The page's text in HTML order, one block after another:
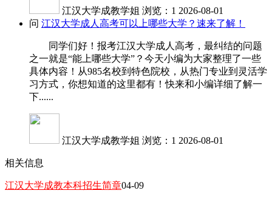
江汉大学成教学姐 浏览：1 2026-08-01
问 江汉大学成人高考可以上哪些大学？速来了解！
同学们好！报考江汉大学成人高考，最纠结的问题
之一就是“能上哪些大学”？今天小编为大家整理了一些
具体内容！从985名校到特色院校，从热门专业到灵活学
习方式，你想知道的这里都有！快来和小编详细了解一
下......
江汉大学成教学姐 浏览：1 2026-08-01
相关信息
江汉大学成教本科招生简章04-09